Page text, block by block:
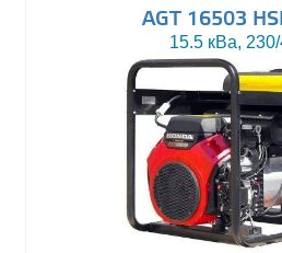
AGT 16503
15.5 кВа,